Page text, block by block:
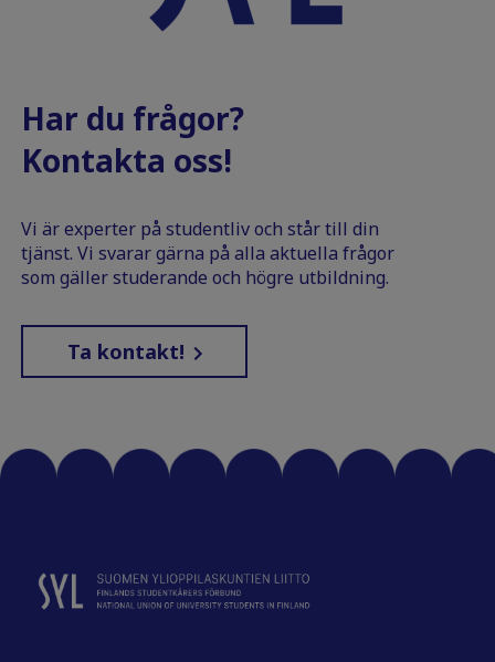
Har du frågor?
Kontakta oss!
Vi är experter på studentliv och står till din
tjänst. Vi svarar gärna på alla aktuella frågor
som gäller studerande och högre utbildning.
Ta kontakt!